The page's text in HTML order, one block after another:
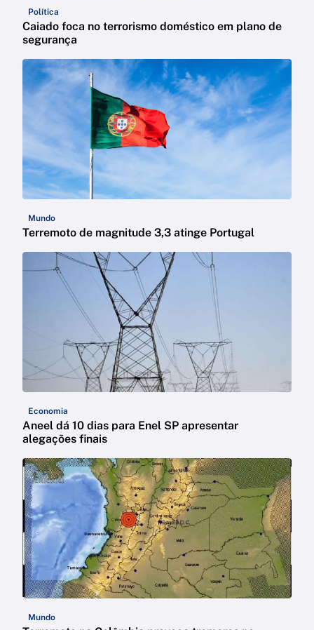
Política
Caiado foca no terrorismo doméstico em plano de
segurança
Mundo
Terremoto de magnitude 3,3 atinge Portugal
Economia
Aneel dá 10 dias para Enel SP apresentar
alegações finais
Mundo